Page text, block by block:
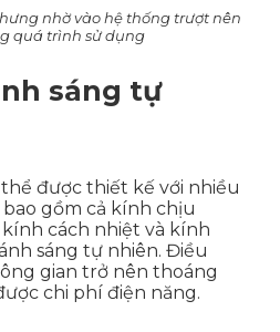
nhờ vào hệ thống trượt nên
quá trình sử dụng
sáng tự
được thiết kế với nhiều
gồm cả kính chịu
cách nhiệt và kính
sáng tự nhiên. Điều
gian trở nên thoáng
chi phí điện năng.